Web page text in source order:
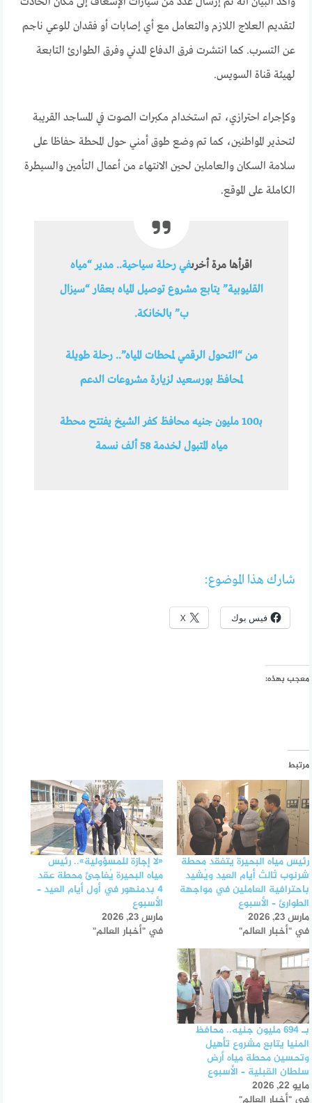
لتقديم العلاج اللازم والتعامل مع أي إصابات أو فقدان للوعي ناجم
عن التسرب. كما انتشرت فرق الدفاع المدني وفرق الطوارئ التابعة
لهيئة قناة السويس.
وكإجراء احترازي، تم استخدام مكبرات الصوت في المساجد القريبة
لتحذير المواطنين، كما تم وضع طوق أمني حول المحطة حفاظا على
سلامة السكان والعاملين لحين الانتهاء من أعمال التأمين والسيطرة
الكاملة على الموقع.
اقرأها مرة أخرىفي رحلة سياحية.. مدير “مياه
القليوبية” يتابع مشروع توصيل المياه بعقار “سيزال
ب” بالخانكة.
من “التحول الرقمي لمحطات المياه”.. رحلة طويلة
لمحافظ بورسعيد لزيارة مشروعات الدعم
بـ100 مليون جنيه محافظ كفر الشيخ يفتتح محطة
مياه المتبول لخدمة 58 ألف نسمة
شارك هذا الموضوع:
فيس بوك X
معجب بهذه:
مرتبط
رئيس مياه البحيرة يتفقد محطة
شرنوب ثالث أيام العيد ويُشيد
باحترافية العاملين في مواجهة
الطوارئ – الأسبوع
مارس 23, 2026
في "أخبار العالم"
«لا إجازة للمسؤولية».. رئيس
مياه البحيرة يُفاجئ محطة عقد
4 بدمنهور في أول أيام العيد –
الأسبوع
مارس 23, 2026
في "أخبار العالم"
بـ 694 مليون جنيه.. محافظ
المنيا يتابع مشروع تأهيل
وتحسين محطة مياه أرض
سلطان القبلية – الأسبوع
مايو 22, 2026